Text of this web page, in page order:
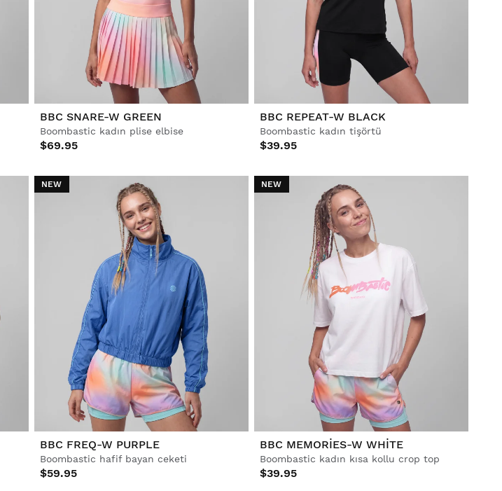
BBC SNARE-W GREEN
Boombastic kadın plise elbise
$69.95
BBC REPEAT-W BLACK
Boombastic kadın tişörtü
$39.95
NEW
BBC FREQ-W PURPLE
Boombastic hafif bayan ceketi
$59.95
NEW
BBC MEMORIES-W WHITE
Boombastic kadın kısa kollu crop top
$39.95